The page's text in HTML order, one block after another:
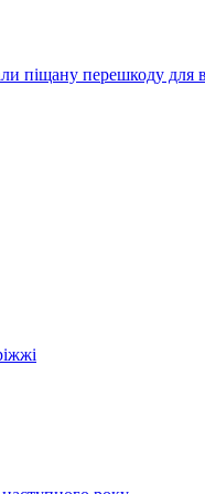
піщану перешкоду для